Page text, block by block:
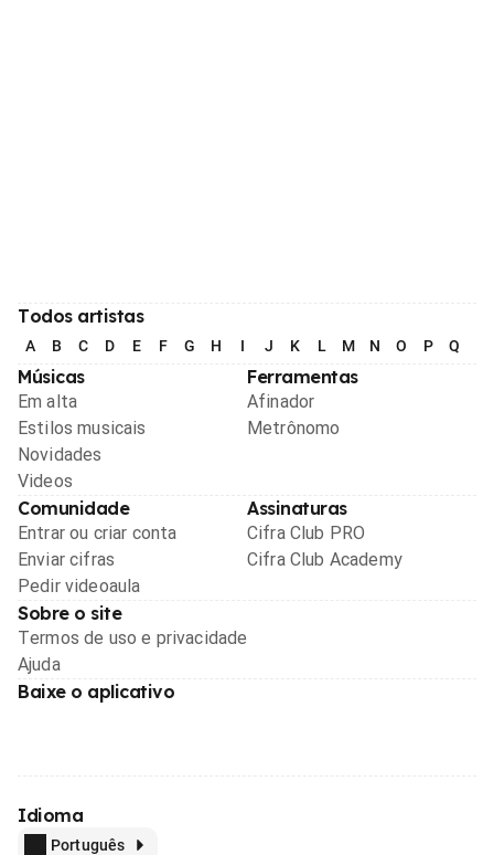
Todos artistas
A B C D E F G H I J K L M N O P Q
Músicas
Em alta
Estilos musicais
Novidades
Videos
Ferramentas
Afinador
Metrônomo
Comunidade
Entrar ou criar conta
Enviar cifras
Pedir videoaula
Assinaturas
Cifra Club PRO
Cifra Club Academy
Sobre o site
Termos de uso e privacidade
Ajuda
Baixe o aplicativo
Idioma
Português